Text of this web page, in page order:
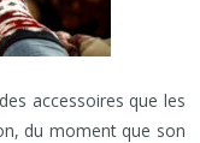
accessoires que les
du moment que son